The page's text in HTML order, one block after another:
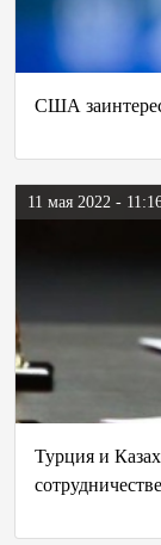
США
11 мая 2022 -
Турция и
сотрудничестве